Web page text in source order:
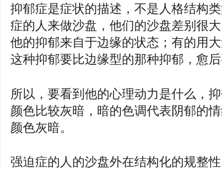
抑郁症是症状的描述，不是人格结构
症的人来做沙盘，他们的沙盘差别很
他的抑郁来自于边缘的状态；有的用
这种抑郁要比边缘型的那种抑郁，愈
所以，要看到他的心理动力是什么，
颜色比较灰暗，暗的色调代表阴郁的
颜色灰暗。
强迫症的人的沙盘外在结构化的规整